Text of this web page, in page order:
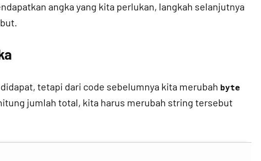
angka yang kita perlukan, langkah selanjutnya
tetapi dari code sebelumnya kita merubah byte
jumlah total, kita harus merubah string tersebut